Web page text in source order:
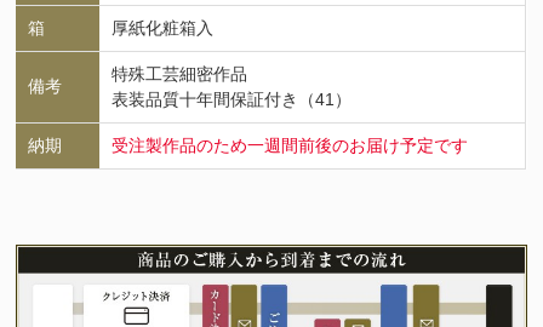
箱 厚紙化粧箱入
備考
特殊工芸細密作品
表装品質十年間保証付き（41）
納期 受注製作品のため一週間前後のお届け予定です